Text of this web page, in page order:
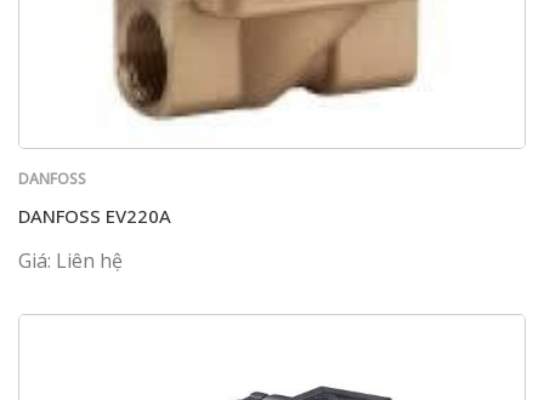
DANFOSS
DANFOSS EV220A
Giá: Liên hệ